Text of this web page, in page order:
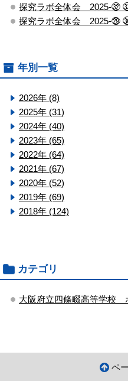
探究ラボ全体会 2025-㉜
探究ラボ全体会 2025-㉙
年別一覧
2026年 (8)
2025年 (31)
2024年 (40)
2023年 (65)
2022年 (64)
2021年 (67)
2020年 (52)
2019年 (69)
2018年 (124)
カテゴリ
大阪府立四條畷高等学校
ペ